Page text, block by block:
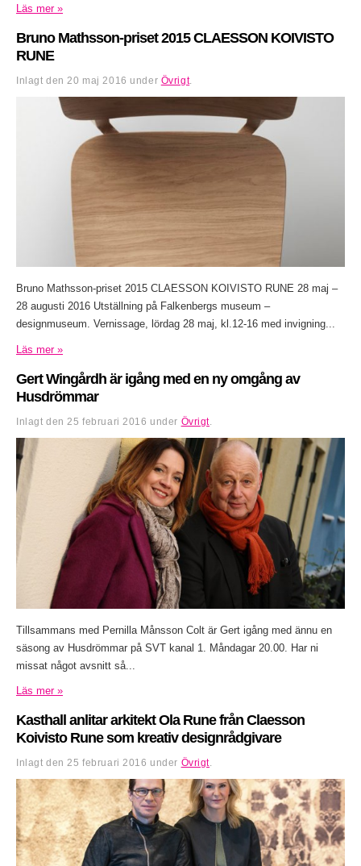
Läs mer »
Bruno Mathsson-priset 2015 CLAESSON KOIVISTO
RUNE
Inlagt den 20 maj 2016 under Övrigt.
Bruno Mathsson-priset 2015 CLAESSON KOIVISTO RUNE 28 maj –
28 augusti 2016 Utställning på Falkenbergs museum –
designmuseum. Vernissage, lördag 28 maj, kl.12-16 med invigning...
Läs mer »
Gert Wingårdh är igång med en ny omgång av
Husdrömmar
Inlagt den 25 februari 2016 under Övrigt
Tillsammans med Pernilla Månsson Colt är Gert igång med ännu en
säsong av Husdrömmar på SVT kanal 1. Måndagar 20.00. Har ni
missat något avsnitt så...
Läs mer »
Kasthall anlitar arkitekt Ola Rune från Claesson
Koivisto Rune som kreativ designrådgivare
Inlagt den 25 februari 2016 under Övrigt